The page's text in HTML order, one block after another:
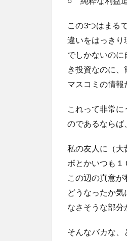
この3つはまる
違いをはっきり
でしかないの
き投資なのに
マスコミの情報
これって非常に
のであるならば
私の友人に（大
ボとかいつも１
この辺の真意
どうなったか
なさそうな部分
そんなバカな